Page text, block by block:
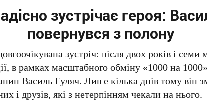
зустрічає героя:
повернувся з полону
зустріч: після двох років і семи
в рамках масштабного обміну «1000 на
Василь Гуляч. Лише кілька днів тому він
і друзів, які з нетерпінням чекали на нього.